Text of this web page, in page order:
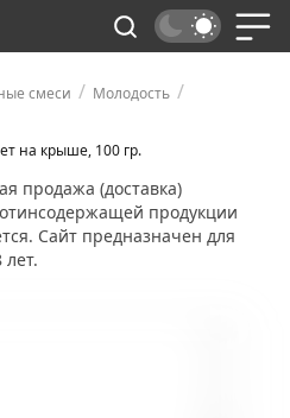
смеси / Молодость /
на крыше, 100 гр.
продажа (доставка)
продукции
Сайт предназначен для